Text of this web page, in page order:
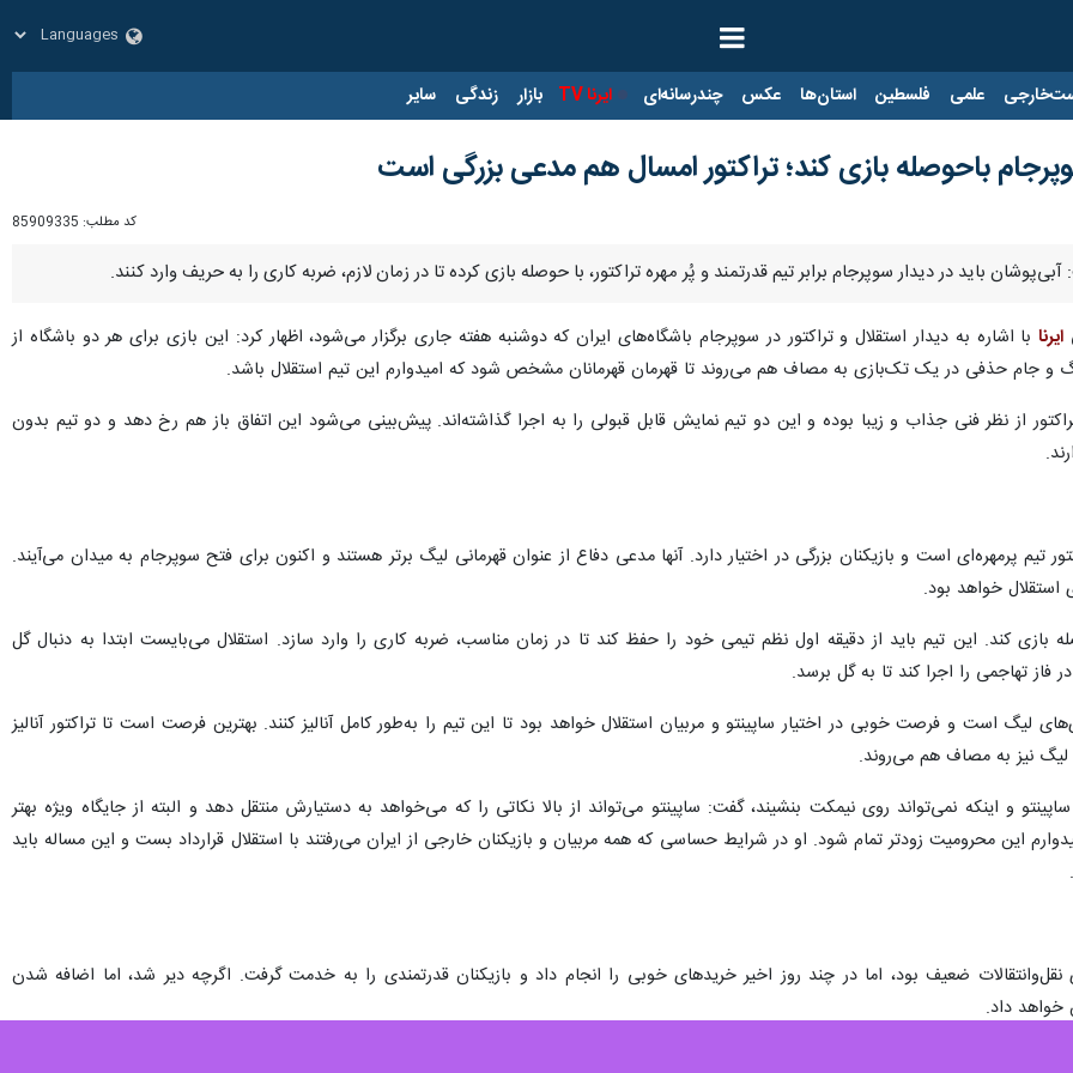
علمی فلسطین استان‌ها عکس چندرسانه‌ای ایرنا TV بازار زندگی سایر
باحوصله بازی کند؛ تراکتور امسال هم مدعی بزرگی است
کد مطلب: 85909335